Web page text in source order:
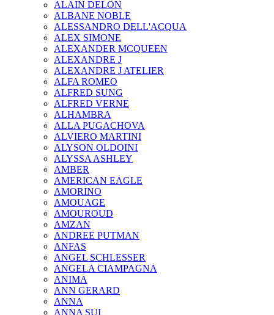
ALAIN DELON
ALBANE NOBLE
ALESSANDRO DELL'ACQUA
ALEX SIMONE
ALEXANDER MCQUEEN
ALEXANDRE J
ALEXANDRE J ATELIER
ALFA ROMEO
ALFRED SUNG
ALFRED VERNE
ALHAMBRA
ALLA PUGACHOVA
ALVIERO MARTINI
ALYSON OLDOINI
ALYSSA ASHLEY
AMBER
AMERICAN EAGLE
AMORINO
AMOUAGE
AMOUROUD
AMZAN
ANDREE PUTMAN
ANFAS
ANGEL SCHLESSER
ANGELA CIAMPAGNA
ANIMA
ANN GERARD
ANNA
ANNA SUI